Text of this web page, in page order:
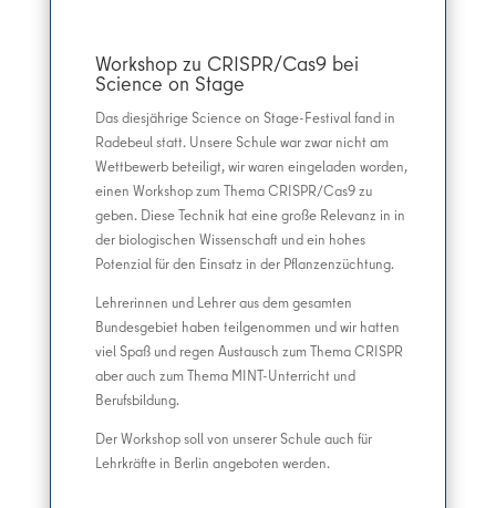
Workshop zu CRISPR/Cas9 bei
Science on Stage
Das diesjährige Science on Stage-Festival fand in
Radebeul statt. Unsere Schule war zwar nicht am
Wettbewerb beteiligt, wir waren eingeladen worden,
einen Workshop zum Thema CRISPR/Cas9 zu
geben. Diese Technik hat eine große Relevanz in in
der biologischen Wissenschaft und ein hohes
Potenzial für den Einsatz in der Pflanzenzüchtung.
Lehrerinnen und Lehrer aus dem gesamten
Bundesgebiet haben teilgenommen und wir hatten
viel Spaß und regen Austausch zum Thema CRISPR
aber auch zum Thema MINT-Unterricht und
Berufsbildung.
Der Workshop soll von unserer Schule auch für
Lehrkräfte in Berlin angeboten werden.